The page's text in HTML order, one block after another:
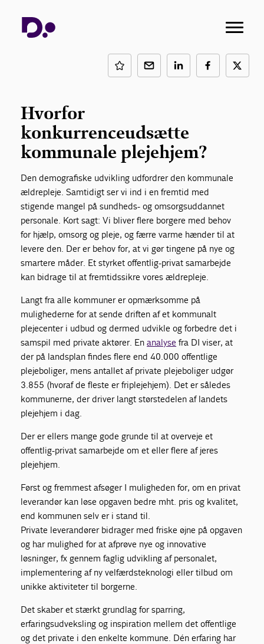
Inspiration og anbefalinger til udbud af plejehjem i
Hvorfor
konkurrenceudsætte
kommunale plejehjem?
Den demografiske udvikling udfordrer den kommunale
ældrepleje. Samtidigt ser vi ind i en fremtid med
stigende mangel på sundheds- og omsorgsuddannet
personale. Kort sagt: Vi bliver flere borgere med behov
for hjælp, omsorg og pleje, og færre varme hænder til at
levere den. Der er behov for, at vi gør tingene på nye og
smartere måder. Et styrket offentlig-privat samarbejde
kan bidrage til at fremtidssikre vores ældrepleje.
Langt fra alle kommuner er opmærksomme på
mulighederne for at sende driften af et kommunalt
plejecenter i udbud og dermed udvikle og forbedre det i
samspil med private aktører. Enanalyse fra DI viser, at
der på landsplan findes flere end 40.000 offentlige
plejeboliger, mens antallet af private plejeboliger udgør
3.855 (hvoraf de fleste er friplejehjem). Det er således
kommunerne, der driver langt størstedelen af landets
plejehjem i dag.
Der er ellers mange gode grunde til at overveje et
offentlig-privat samarbejde om et eller flere af jeres
plejehjem.
Først og fremmest afsøger I muligheden for, om en privat
leverandør kan løse opgaven bedre mht. pris og kvalitet,
end kommunen selv er i stand til.
Private leverandører bidrager med friske øjne på opgaven
og har mulighed for at afprøve nye og innovative
løsninger, fx gennem faglig udvikling af personalet,
implementering af ny velfærdsteknologi eller tilbud om
unikke aktiviteter til borgerne.
Det skaber et stærkt grundlag for sparring,
erfaringsudveksling og inspiration mellem det offentlige
og det private i den enkelte kommune. Dén erfaring har